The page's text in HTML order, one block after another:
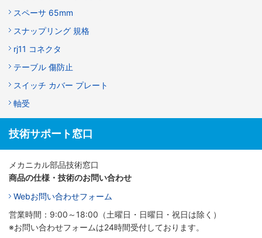
スペーサ 65mm
スナップリング 規格
rj11 コネクタ
テーブル 傷防止
スイッチ カバー プレート
軸受
技術サポート窓口
メカニカル部品技術窓口
商品の仕様・技術のお問い合わせ
Webお問い合わせフォーム
営業時間：9:00～18:00（土曜日・日曜日・祝日は除く）
※お問い合わせフォームは24時間受付しております。